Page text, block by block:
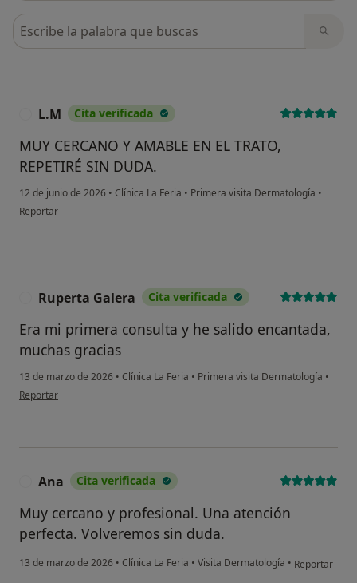
Busca en opiniones
L.M Cita verificada
MUY CERCANO Y AMABLE EN EL TRATO,
REPETIRÉ SIN DUDA.
12 de junio de 2026 • Clínica La Feria • Primera visita Dermatología •
en opinión del usuario L.M
Reportar
Ruperta Galera Cita verificada
Era mi primera consulta y he salido encantada,
muchas gracias
13 de marzo de 2026 • Clínica La Feria • Primera visita Dermatología •
en opinión del usuario Ruperta Galera
Reportar
Ana Cita verificada
Muy cercano y profesional. Una atención
perfecta. Volveremos sin duda.
13 de marzo de 2026 • Clínica La Feria • Visita Dermatología • en opinión
Reportar